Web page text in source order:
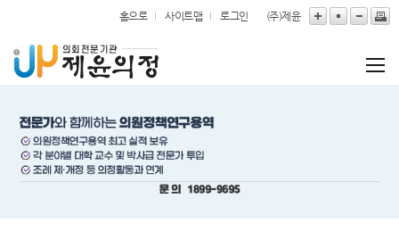
홈으로 사이트맵 로그인 (주)제윤